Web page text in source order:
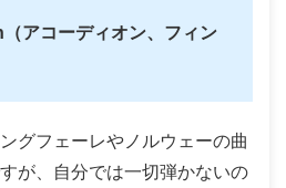
アコーディオン、フィン
グフェーレやノルウェーの曲
が、自分では一切弾かないの